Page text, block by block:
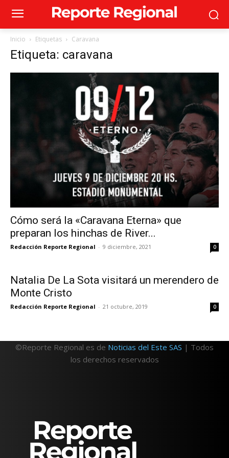
Inicio Etiquetas Caravana
Etiqueta: caravana
Cómo será la «Caravana Eterna» que
preparan los hinchas de River...
Redacción Reporte Regional - 9 diciembre, 2021 0
Natalia De La Sota visitará un merendero de
Monte Cristo
Redacción Reporte Regional - 21 octubre, 2019 0
©Reporte Regional es de Noticias del Este SAS | Todos
los derechos reservados